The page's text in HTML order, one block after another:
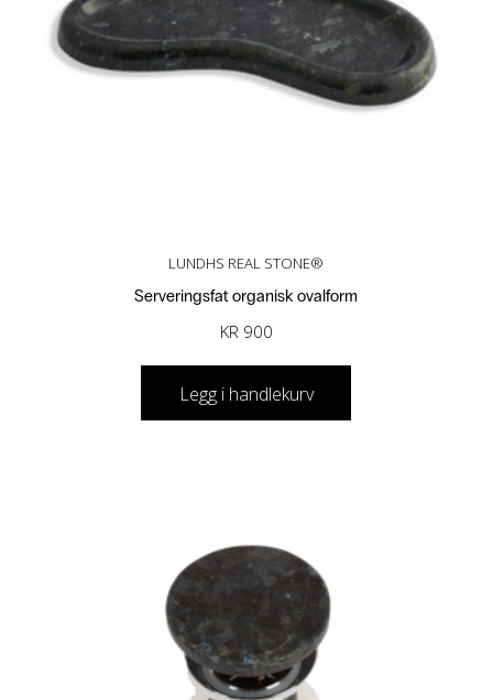
LUNDHS REAL STONE®
Serveringsfat organisk ovalform
KR900
Legg i handlekurv